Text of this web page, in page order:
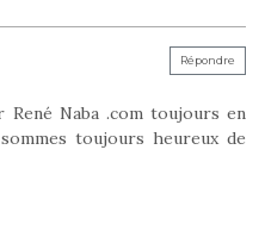
Naba .com toujours en
toujours heureux de
Répondre